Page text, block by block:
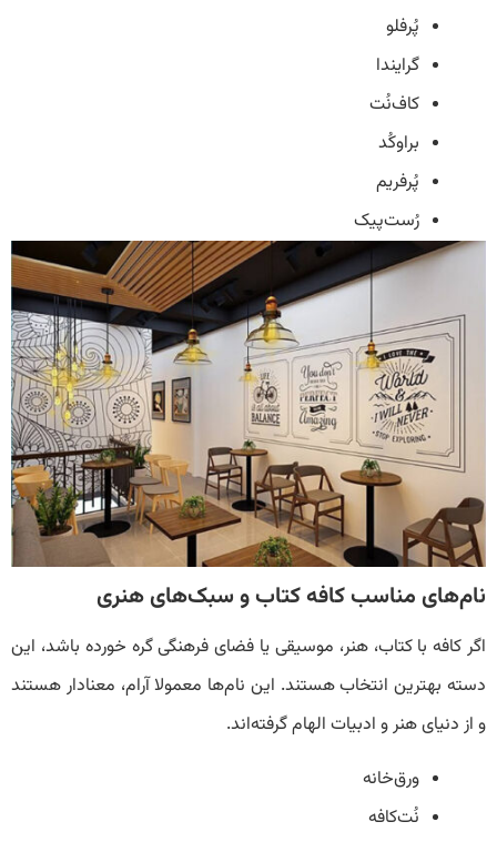
پُرفلو
گرایندا
کاف‌نُت
براوکُد
پُرفریم
رُست‌پیک
نام‌های مناسب کافه کتاب و سبک‌های هنری
اگر کافه با کتاب، هنر، موسیقی یا فضای فرهنگی گره خورده باشد، این
دسته بهترین انتخاب هستند. این نام‌ها معمولا آرام، معنادار هستند
و از دنیای هنر و ادبیات الهام گرفته‌اند.
ورق‌خانه
نُت‌کافه